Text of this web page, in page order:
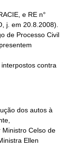
dos autos à
Ministro Celso de
Ellen